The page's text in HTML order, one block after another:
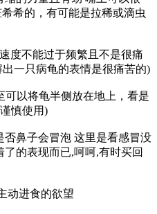
希的，有可能是拉稀或滴虫
度不能过于频繁且不是很痛
一只病龟的表情是很痛苦的)
可以将龟半侧放在地上，看是
慎使用)
否鼻子会冒泡 这里是看感冒没
的表现而已,呵呵,有时买回
动进食的欲望